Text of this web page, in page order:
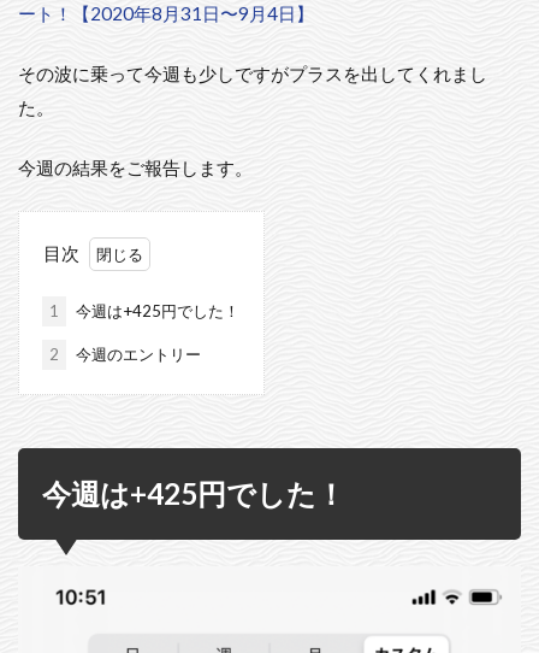
ート！【2020年8月31日〜9月4日】
その波に乗って今週も少しですがプラスを出してくれまし
た。
今週の結果をご報告します。
目次
1 今週は+425円でした！
2 今週のエントリー
今週は+425円でした！